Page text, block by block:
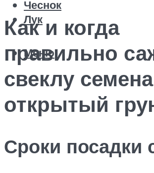
Чеснок
Лук
Меню
Как и когда
правильно
свеклу
открытый
Сроки посадки